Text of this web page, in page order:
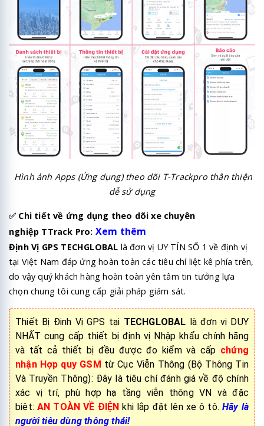
Hình ảnh Apps (Ứng dụng) theo dõi T-Trackpro thân thiện
dễ sử dụng
✅ Chi tiết về ứng dụng theo dõi xe chuyên
nghiệp TTrack Pro: Xem thêm
Định Vị GPS TECHGLOBAL là đơn vị UY TÍN SỐ 1 về định vị
tại Việt Nam đáp ứng hoàn toàn các tiêu chí liệt kê phía trên,
do vậy quý khách hàng hoàn toàn yên tâm tin tưởng lựa
chọn chung tôi cung cấp giải pháp giám sát.
Thiết Bị Định Vị GPS tại TECHGLOBAL là đơn vị DUY
NHẤT cung cấp thiết bị định vị Nhập khẩu chính hãng
và tất cả thiết bị đều được đo kiểm và cấp chứng
nhận Hợp quy GSM từ Cục Viễn Thông (Bộ Thông Tin
Và Truyền Thông): Đây là tiêu chí đánh giá về độ chính
xác vị trí, phù hợp hạ tầng viễn thông VN và đặc
biệt: AN TOÀN VỀ ĐIỆN khi lắp đặt lên xe ô tô.Hãy là
người tiêu dùng thông thái!